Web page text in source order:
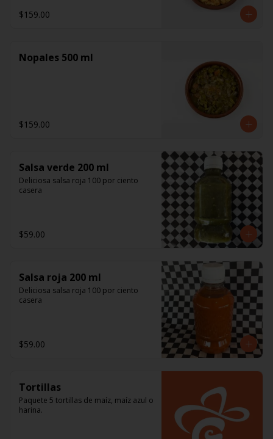
$159.00
Nopales 500 ml
$159.00
Salsa verde 200 ml
Deliciosa salsa roja 100 por ciento
casera
$59.00
Salsa roja 200 ml
Deliciosa salsa roja 100 por ciento
casera
$59.00
Tortillas
Paquete 5 tortillas de maíz, maíz azul o
harina.